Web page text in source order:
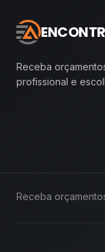
Receba
profissional e
Receba